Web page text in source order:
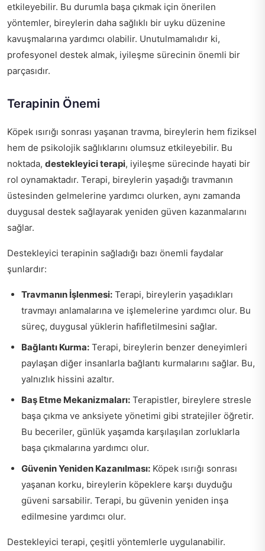
etkileyebilir. Bu durumla başa çıkmak için önerilen
yöntemler, bireylerin daha sağlıklı bir uyku düzenine
kavuşmalarına yardımcı olabilir. Unutulmamalıdır ki,
profesyonel destek almak, iyileşme sürecinin önemli bir
parçasıdır.
Terapinin Önemi
Köpek ısırığı sonrası yaşanan travma, bireylerin hem fiziksel
hem de psikolojik sağlıklarını olumsuz etkileyebilir. Bu
noktada, destekleyici terapi, iyileşme sürecinde hayati bir
rol oynamaktadır. Terapi, bireylerin yaşadığı travmanın
üstesinden gelmelerine yardımcı olurken, aynı zamanda
duygusal destek sağlayarak yeniden güven kazanmalarını
sağlar.
Destekleyici terapinin sağladığı bazı önemli faydalar
şunlardır:
Travmanın İşlenmesi: Terapi, bireylerin yaşadıkları
travmayı anlamalarına ve işlemelerine yardımcı olur. Bu
süreç, duygusal yüklerin hafifletilmesini sağlar.
Bağlantı Kurma: Terapi, bireylerin benzer deneyimleri
paylaşan diğer insanlarla bağlantı kurmalarını sağlar. Bu,
yalnızlık hissini azaltır.
Baş Etme Mekanizmaları: Terapistler, bireylere stresle
başa çıkma ve anksiyete yönetimi gibi stratejiler öğretir.
Bu beceriler, günlük yaşamda karşılaşılan zorluklarla
başa çıkmalarına yardımcı olur.
Güvenin Yeniden Kazanılması: Köpek ısırığı sonrası
yaşanan korku, bireylerin köpeklere karşı duyduğu
güveni sarsabilir. Terapi, bu güvenin yeniden inşa
edilmesine yardımcı olur.
Destekleyici terapi, çeşitli yöntemlerle uygulanabilir.